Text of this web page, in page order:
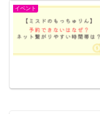
イベント